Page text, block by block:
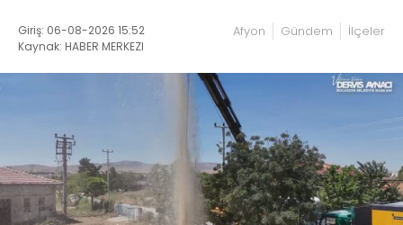
Giriş: 06-08-2026 15:52
Kaynak: HABER MERKEZI
Afyon Gündem İlçeler